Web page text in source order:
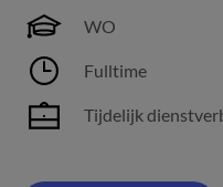
WO
Fulltime
Tijdelijk